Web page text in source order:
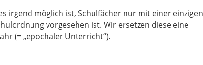
irgend möglich ist, Schulfächer nur mit einer einzigen
vorgesehen ist. Wir ersetzen diese eine
(= „epochaler Unterricht“).